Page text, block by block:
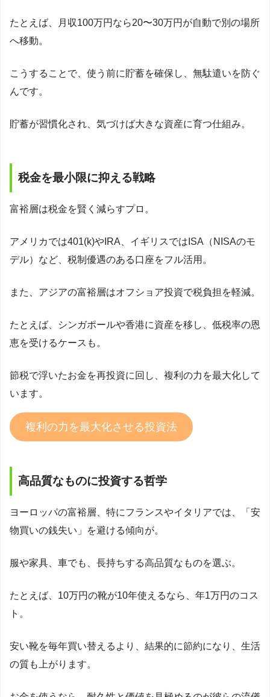
たとえば、月収100万円なら20〜30万円が自動で別の場所
へ移動。
こうすることで、使う前に貯蓄を確保し、無駄遣いを防ぐ
んです。
貯蓄が習慣化され、気づけば大きな資産に育つ仕組み。
税金を最小限に抑える戦略
富裕層は税金を賢く減らすプロ。
アメリカでは401(k)やIRA、イギリスではISA（NISAのモ
デル）など、税制優遇のある口座をフル活用。
また、アジアの富裕層はオフショア投資で税負担を軽減。
たとえば、シンガポールや香港に資産を移し、低税率の恩
恵を受けるケースも。
節税で浮いたお金を再投資に回し、複利の力を最大化して
います。
複利の力を最大化させる投資法
高品質なものに投資する哲学
ヨーロッパの富裕層、特にフランスやイタリアでは、「安
物買いの銭失い」を避ける傾向が。
服や家具、車でも、長持ちする高品質なものを選ぶ。
たとえば、10万円の靴が10年使えるなら、年1万円のコス
ト。
安い靴を毎年買い替えるより、結果的に節約になり、生活
の質も上がります。